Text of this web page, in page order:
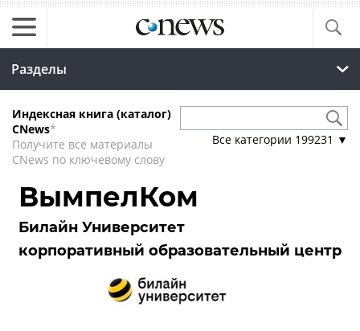
Разделы
Индексная книга (каталог)
CNews*
Получите все материалы
CNews по ключевому слову
Все категории 199231 ▼
ВымпелКом
Билайн Университет
корпоративный образовательный центр